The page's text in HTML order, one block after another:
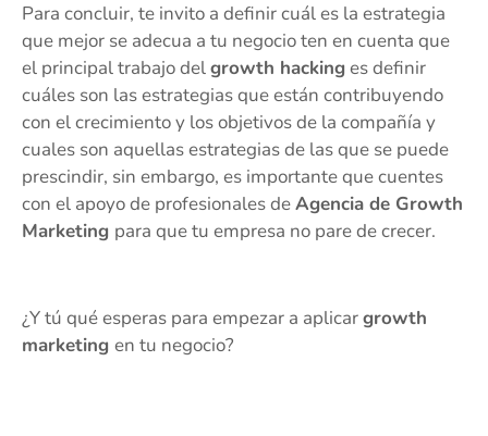
Para concluir, te invito a definir cuál es la estrategia
que mejor se adecua a tu negocio ten en cuenta que
el principal trabajo delgrowth hackinges definir
cuáles son las estrategias que están contribuyendo
con el crecimiento y los objetivos de la compañía y
cuales son aquellas estrategias de las que se puede
prescindir, sin embargo, es importante que cuentes
con el apoyo de profesionales deAgencia de Growth
Marketing para que tu empresa no pare de crecer.
¿Y tú qué esperas para empezar a aplicargrowth
marketing en tu negocio?